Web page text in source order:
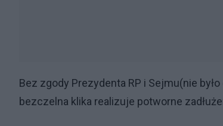
Bez zgody Prezydenta RP i Sejmu(nie
bezczelna klika realizuje potworne